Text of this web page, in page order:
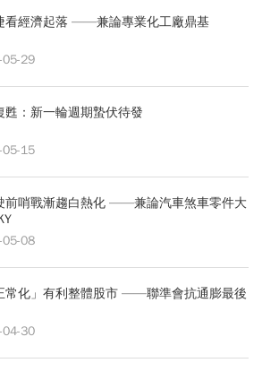
看經濟起落 ——兼論專業化工廠鼎基
05-29
甦：新一輪週期蟄伏待發
05-15
前哨戰漸趨白熱化 ——兼論汽車煞車零件大
05-08
常化」有利整體股市 ——聯準會抗通膨最後
04-30